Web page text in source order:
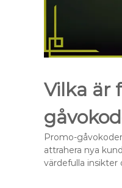
Vilka är
Promo-
attrahera nya
värdefulla